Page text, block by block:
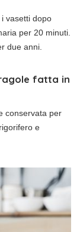
vasetti dopo
per 20 minuti.
due anni.
fatta in
conservata per
e